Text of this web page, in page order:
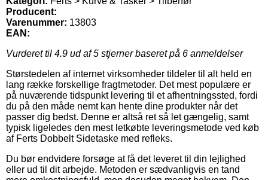
Producent:
Varenummer: 13803
EAN:
Vurderet til 4.9 ud af 5 stjerner baseret på 6 anmeldelser
Størstedelen af internet virksomheder tildeler til alt held en
lang række forskellige fragtmetoder. Det mest populære er
på nuværende tidspunkt levering til et afhentningssted, fordi
du på den måde nemt kan hente dine produkter når det
passer dig bedst. Denne er altså ret så let gængelig, samt
typisk ligeledes den mest letkøbte leveringsmetode ved køb
af Ferts Dobbelt Sidetaske med refleks.
Du bør endvidere forsøge at få det leveret til din lejlighed
eller ud til dit arbejde. Metoden er sædvanligvis en tand